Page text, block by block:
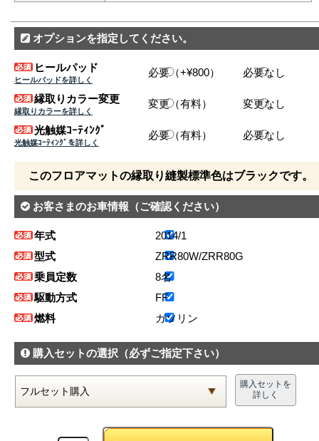
オプションを指定してください。
ヒールパッド
ヒールパッドを詳しく
必要（+¥800） 必要なし
縁取りカラー変更
縁取りカラーを詳しく
変更（有料） 変更なし
光触媒ｺｰﾃｨﾝｸﾞ
光触媒ｺｰﾃｨﾝｸﾞを詳しく
必要（有料） 必要なし
このフロアマットの縁取り縫製標準色はブラックです。
お客さまのお車情報 （ご確認ください）
年式
2014/1
型式
ZRR80W/ZRR80G
乗員定数
8名
駆動方式
FF
燃料
ガソリン
購入セットの選択 （必ずご指定下さい）
購入セットを
詳しく